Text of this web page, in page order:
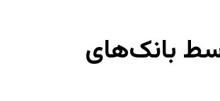
بانک‌های